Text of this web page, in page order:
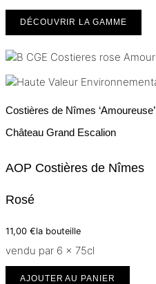
DÉCOUVRIR LA GAMME
Costières de Nîmes ‘Amoureuse’
Château Grand Escalion
AOP Costières de Nîmes
Rosé
11,00 €la bouteille
vendu par 6 × 75cl
AJOUTER AU PANIER